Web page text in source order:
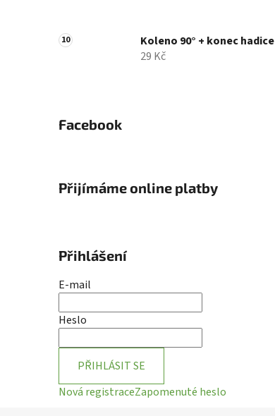
Koleno 90° + konec hadice
29 Kč
Facebook
Přijímáme online platby
Přihlášení
E-mail
Heslo
PŘIHLÁSIT SE
Nová registraceZapomenuté heslo